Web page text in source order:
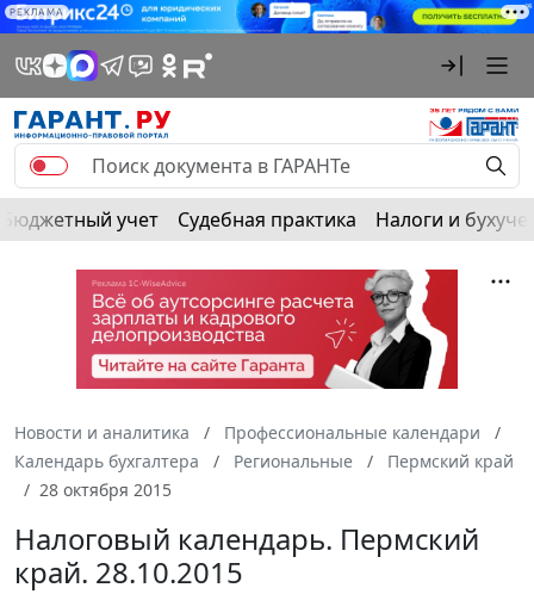
РЕКЛАМА
Бюджетный учет Судебная практика Налоги и
Новости и аналитика
Профессиональные календари
Календарь бухгалтера
Региональные
Пермский край
28 октября 2015
Налоговый календарь. Пермский
край. 28.10.2015